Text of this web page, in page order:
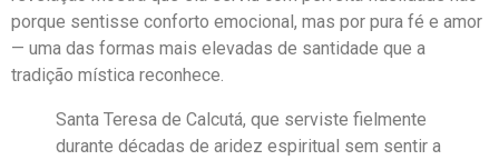
porque sentisse conforto emocional, mas por pura fé e amor
— uma das formas mais elevadas de santidade que a
tradição mística reconhece.
Santa Teresa de Calcutá, que serviste fielmente
durante décadas de aridez espiritual sem sentir a